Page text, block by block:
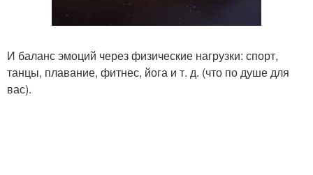
И баланс эмоций через физические нагрузки: спорт,
танцы, плавание, фитнес, йога и т. д. (что по душе для
вас).